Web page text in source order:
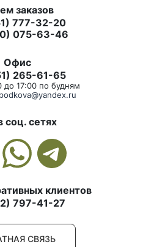
заказов
777-32-20
075-63-46
Офис
265-61-65
до 17:00 по будням
соц. сетях
клиентов
797-41-27
СВЯЗЬ